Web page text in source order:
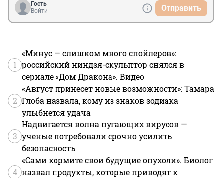
Гость
Войти
Отправить
1
«Минус — слишком много спойлеров»:
российский ниндзя-скульптор снялся в
сериале «Дом Дракона». Видео
2
«Август принесет новые возможности»: Тамара
Глоба назвала, кому из знаков зодиака
улыбнется удача
3
Надвигается волна пугающих вирусов —
ученые потребовали срочно усилить
безопасность
4
«Сами кормите свои будущие опухоли». Биолог
назвал продукты, которые приводят к